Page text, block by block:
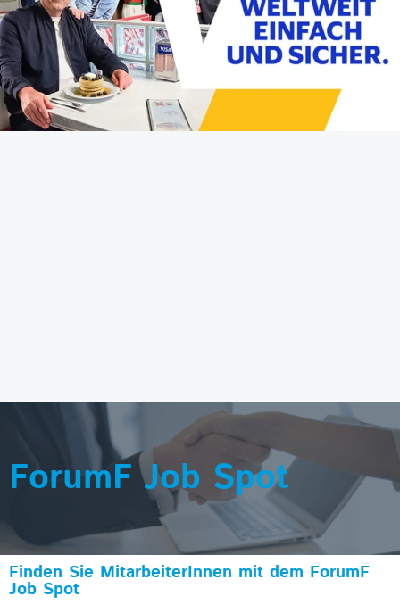
ForumF Job Spot
Finden Sie MitarbeiterInnen mit dem ForumF
Job Spot